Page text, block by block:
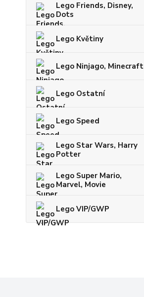
Lego Friends, Disney,
Dots
Lego Květiny
Lego Ninjago, Minecraft
Lego Ostatní
Lego Speed
Lego Star Wars, Harry
Potter
Lego Super Mario,
Marvel, Movie
Lego VIP/GWP